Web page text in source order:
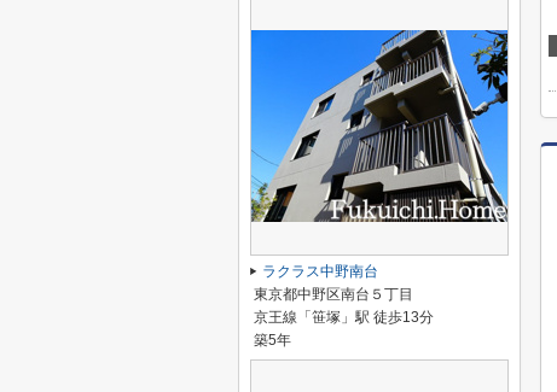
ラクラス中野南台
東京都中野区南台５丁目
京王線「笹塚」駅 徒歩13分
築5年